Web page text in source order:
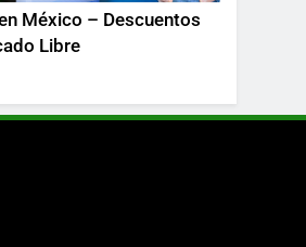
México – Descuentos
Libre